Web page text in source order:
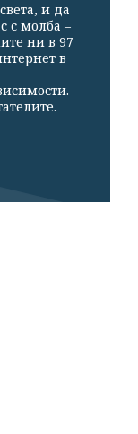
и да
с молба –
ни в 97
в